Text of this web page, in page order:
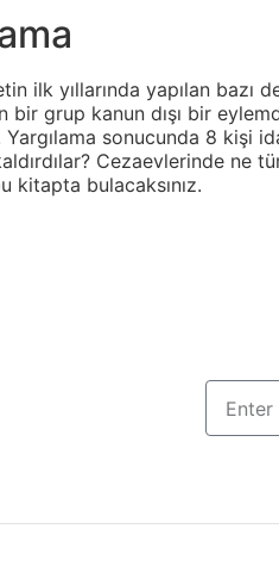
ilk yıllarında yapılan bazı
bir grup kanun dışı bir
Yargılama sonucunda 8 kişi
Cezaevlerinde ne
kitapta bulacaksınız.